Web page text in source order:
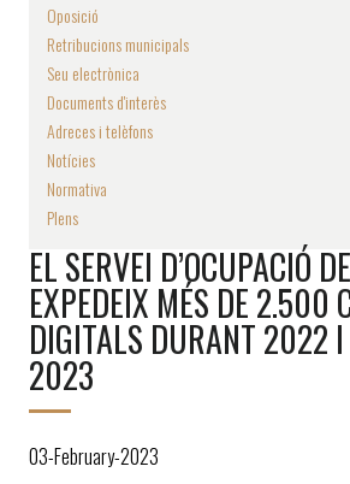
Oposició
Retribucions municipals
Seu electrònica
Documents d'interès
Adreces i telèfons
Notícies
Normativa
Plens
EL SERVEI D’OCUPACIÓ
EXPEDEIX MÉS DE 2.500
DIGITALS DURANT 2022 I
2023
03-February-2023